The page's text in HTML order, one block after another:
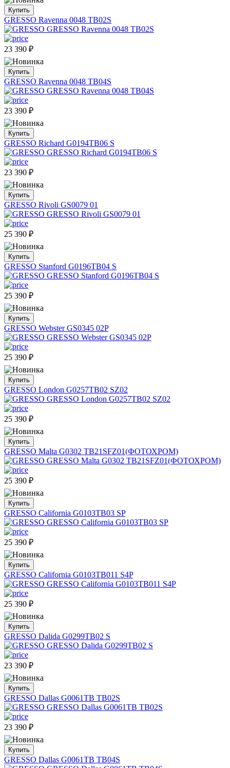
Купить
GRESSO Ravenna 0048 TB02S
23 390 ₽
Купить
GRESSO Ravenna 0048 TB04S
23 390 ₽
Купить
GRESSO Richard G0194TB06 S
23 390 ₽
Купить
GRESSO Rivoli GS0079 01
25 390 ₽
Купить
GRESSO Stanford G0196TB04 S
25 390 ₽
Купить
GRESSO Webster GS0345 02P
25 390 ₽
Купить
GRESSO London G0257TB02 SZ02
25 390 ₽
Купить
GRESSO Malta G0302 TB21SFZ01(ФОТОХРОМ)
25 390 ₽
Купить
GRESSO California G0103TB03 SP
25 390 ₽
Купить
GRESSO California G0103TB011 S4P
25 390 ₽
Купить
GRESSO Dalida G0299TB02 S
23 390 ₽
Купить
GRESSO Dallas G0061TB TB02S
23 390 ₽
Купить
GRESSO Dallas G0061TB TB04S